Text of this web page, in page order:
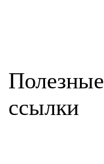
Полезные
ссылки